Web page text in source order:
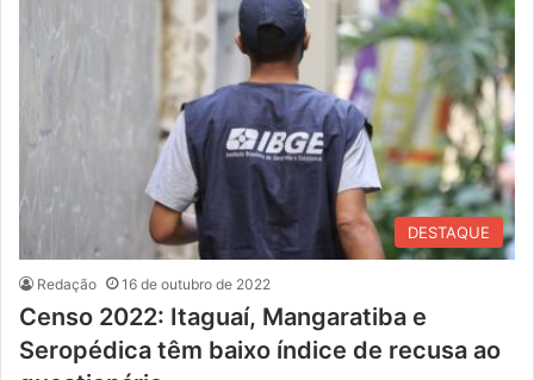
DESTAQUE
Redação 16 de outubro de 2022
Censo 2022: Itaguaí, Mangaratiba e
Seropédica têm baixo índice de recusa ao